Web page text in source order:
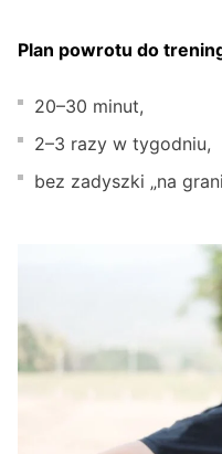
Plan powrotu do
20–30 minut,
2–3 razy w tygodniu,
bez zadyszki „na